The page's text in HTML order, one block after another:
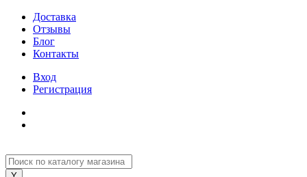
Доставка
Отзывы
Блог
Контакты
Вход
Регистрация